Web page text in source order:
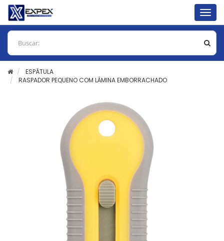
ESPÁTULA
RASPADOR PEQUENO COM LÂMINA EMBORRACHADO